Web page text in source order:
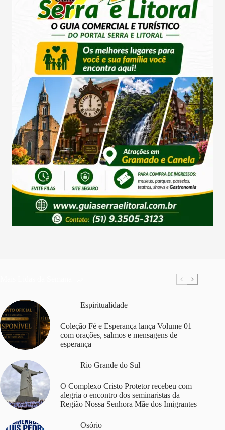
Espiritualidade
Coleção Fé e Esperança lança Volume 01
com orações, salmos e mensagens de
esperança
Rio Grande do Sul
O Complexo Cristo Protetor recebeu com
alegria o encontro dos seminaristas da
Região Nossa Senhora Mãe dos Imigrantes
Osório